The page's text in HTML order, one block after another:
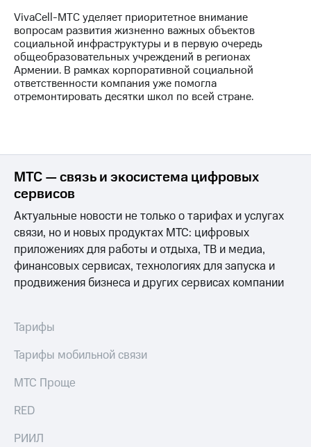
Интервью
Финансовая
отчетность
Контакты
и акционерам
Корпоративное
Корпоративный
секретарь
Раскрытие
информации
Информация
Собрания
акционеров
кабинет
VivaCell-МТС уделяет приоритетное внимание
вопросам развития жизненно важных объектов
социальной инфраструктуры и в первую очередь
общеобразовательных учреждений в регионах
Армении. В рамках корпоративной социальной
ответственности компания уже помогла
отремонтировать десятки школ по всей стране.
МТС — связь и экосистема цифровых
сервисов
Актуальные новости не только о тарифах и услугах
связи, но и новых продуктах МТС: цифровых
приложениях для работы и отдыха, ТВ и медиа,
финансовых сервисах, технологиях для запуска и
продвижения бизнеса и других сервисах компании
Тарифы
Тарифы мобильной связи
МТС Проще
RED
РИИЛ